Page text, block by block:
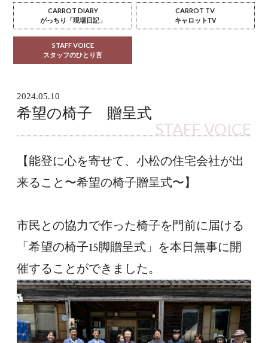
CARROT DIARY
がっちり「現場日記」
CARROT TV
キャロットTV
STAFF VOICE
スタッフのひとり言
2024.05.10
希望の椅子 贈呈式
STAFF VOICE
【能登に心を寄せて、小松の住宅会社が出
来ること〜希望の椅子贈呈式〜】
市民との協力で作った椅子を門前に届ける
「希望の椅子15脚贈呈式」を本日無事に開
催することができました。